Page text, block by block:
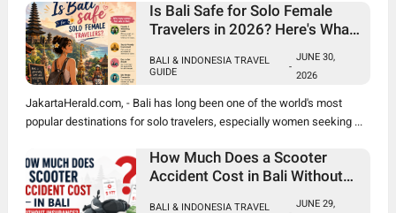
Is Bali Safe for Solo Female
Travelers in 2026? Here's What
BALI & INDONESIA TRAVEL
GUIDE
-
JUNE 30,
2026
JakartaHerald.com, - Bali has long been one of the world's most
popular destinations for solo travelers, especially women seeking ...
How Much Does a Scooter
Accident Cost in Bali Without
BALI & INDONESIA TRAVEL
JUNE 29,